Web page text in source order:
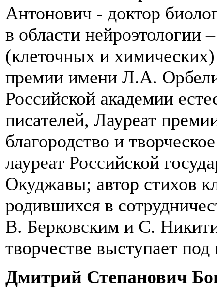
Антонович - доктор
в области нейроэтологии
(клеточных и
премии имени Л.А.
Российской академии
писателей, Лауреат
благородство и
лауреат Российской
Окуджавы; автор стихов
родившихся в
В. Берковским и С.
творчестве выступает
Дмитрий Степанович